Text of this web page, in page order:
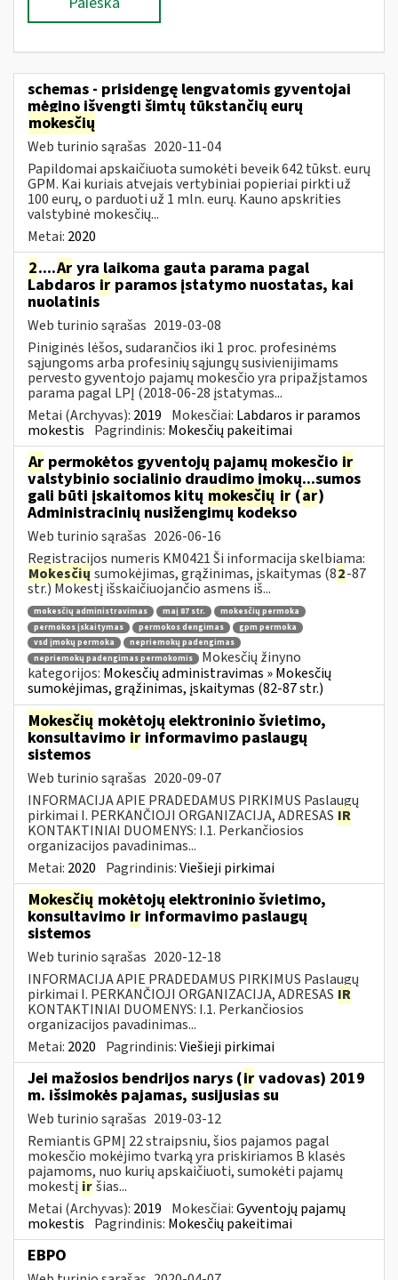
schemas - prisidengę lengvatomis gyventojai
mėgino išvengti šimtų tūkstančių eurų
mokesčių
Web turinio sąrašas 2020-11-04
Papildomai apskaičiuota sumokėti beveik 642 tūkst. eurų
GPM. Kai kuriais atvejais vertybiniai popieriai pirkti už
100 eurų, o parduoti už 1 mln. eurų. Kauno apskrities
valstybinė mokesčių...
Metai: 2020
2....Ar yra laikoma gauta parama pagal
Labdaros ir paramos įstatymo nuostatas, kai
nuolatinis
Web turinio sąrašas 2019-03-08
Piniginės lėšos, sudarančios iki 1 proc. profesinėms
sąjungoms arba profesinių sąjungų susivienijimams
pervesto gyventojo pajamų mokesčio yra pripažįstamos
parama pagal LPĮ (2018-06-28 įstatymas...
Metai (Archyvas): 2019 Mokesčiai: Labdaros ir paramos
mokestis Pagrindinis: Mokesčių pakeitimai
Ar permokėtos gyventojų pajamų mokesčio ir
valstybinio socialinio draudimo įmokų...sumos
gali būti įskaitomos kitų mokesčių ir (ar)
Administracinių nusižengimų kodekso
Web turinio sąrašas 2026-06-16
Registracijos numeris KM0421 Ši informacija skelbiama:
Mokesčių sumokėjimas, grąžinimas, įskaitymas (82-87
str.) Mokestį išskaičiuojančio asmens iš...
mokesčių administravimas maį 87 str.
mokesčių permoka
permokos įskaitymas
permokos dengimas
gpm permoka
vsd įmokų permoka
nepriemokų padengimas
nepriemokų padengimas permokomis
Mokesčių žinyno
kategorijos: Mokesčių administravimas » Mokesčių
sumokėjimas, grąžinimas, įskaitymas (82-87 str.)
Mokesčių mokėtojų elektroninio švietimo,
konsultavimo ir informavimo paslaugų
sistemos
Web turinio sąrašas 2020-09-07
INFORMACIJA APIE PRADEDAMUS PIRKIMUS Paslaugų
pirkimai I. PERKANČIOJI ORGANIZACIJA, ADRESAS IR
KONTAKTINIAI DUOMENYS: I.1. Perkančiosios
organizacijos pavadinimas...
Metai: 2020 Pagrindinis:Viešieji pirkimai
Mokesčių mokėtojų elektroninio švietimo,
konsultavimo ir informavimo paslaugų
sistemos
Web turinio sąrašas 2020-12-18
INFORMACIJA APIE PRADEDAMUS PIRKIMUS Paslaugų
pirkimai I. PERKANČIOJI ORGANIZACIJA, ADRESAS IR
KONTAKTINIAI DUOMENYS: I.1. Perkančiosios
organizacijos pavadinimas...
Metai: 2020 Pagrindinis:Viešieji pirkimai
Jei mažosios bendrijos narys (ir vadovas) 2019
m. išsimokės pajamas, susijusias su
Web turinio sąrašas 2019-03-12
Remiantis GPMĮ 22 straipsniu, šios pajamos pagal
mokesčio mokėjimo tvarką yra priskiriamos B klasės
pajamoms, nuo kurių apskaičiuoti, sumokėti pajamų
mokestį iršias...
Metai (Archyvas): 2019 Mokesčiai:Gyventojų pajamų
mokestis Pagrindinis: Mokesčių pakeitimai
EBPO